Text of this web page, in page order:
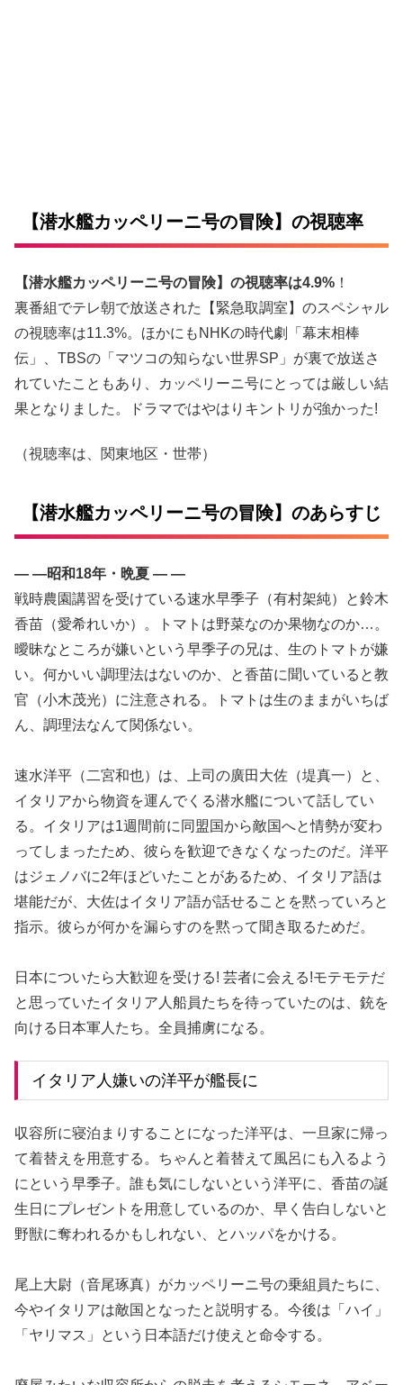
【潜水艦カッペリーニ号の冒険】の視聴率
【潜水艦カッペリーニ号の冒険】の視聴率は4.9% ！
裏番組でテレ朝で放送された【緊急取調室】のスペシャル
の視聴率は11.3%。ほかにもNHKの時代劇「幕末相棒
伝」、TBSの「マツコの知らない世界SP」が裏で放送さ
れていたこともあり、カッペリーニ号にとっては厳しい結
果となりました。ドラマではやはりキントリが強かった!
（視聴率は、関東地区・世帯）
【潜水艦カッペリーニ号の冒険】のあらすじ
— —昭和18年・晩夏 — —
戦時農園講習を受けている速水早季子（有村架純）と鈴木
香苗（愛希れいか）。トマトは野菜なのか果物なのか…。
曖昧なところが嫌いという 早季子の兄は、生のトマトが嫌
い。何かいい調理法はないのか、と香苗に聞いていると教
官（小木茂光）に注意される。トマトは生のままがいちば
ん、調理法なんて関係ない。
速水洋平（二宮和也）は、上司の廣田大佐（堤真一）と、
イタリアから物資を運んでくる潜水艦について話してい
る。イタリアは1週間前に同盟国から敵国へと情勢が変わ
ってしまったため、彼らを歓迎できなくなったのだ。洋平
はジェノバに2年ほどいたことがあるため、イタリア語は
堪能だが、大佐はイタリア語が話せることを黙っていろと
指示。彼らが何かを漏らすのを黙って聞き取るためだ。
日本についたら大歓迎を受ける! 芸者に会える!モテモテだ
と思っていたイタリア人船員たちを待っていたのは、銃を
向ける日本軍人たち。全員捕虜になる。
イタリア人嫌いの洋平が艦長に
収容所に寝泊まりすることになった洋平は、一旦家に帰っ
て着替えを用意する。ちゃんと着替えて風呂にも入るよう
にという早季子。誰も気にしないという洋平に、香苗の誕
生日にプレゼントを用意しているのか、早く告白しないと
野獣に奪われるかもしれない、とハッパをかける。
尾上大尉（音尾琢真）がカッペリーニ号の乗組員たちに、
今やイタリアは敵国となったと説明する。今後は「ハイ」
「ヤリマス」という日本語だけ使えと命令する。